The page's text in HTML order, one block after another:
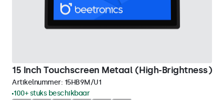
15 Inch Touchscreen Metaal (High-Brightness)
Artikelnummer: 15HB9M/U1
100+ stuks beschikbaar